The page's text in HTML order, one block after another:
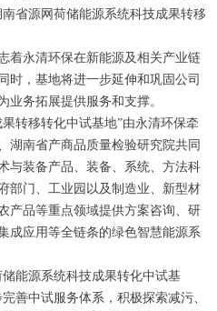
省源网荷储能源系统科技成果转移
着永清环保在新能源及相关产业链
时，基地将进一步延伸和巩固公司
业务拓展提供服务和支撑。
转移转化中试基地”由永清环保牵
湖南省产商品质量检验研究院共同
与装备产品、装备、系统、方法科
部门、工业园以及制造业、新型材
产品等重点领域提供方案咨询、研
成应用等全链条的绿色智慧能源系
能源系统科技成果转化中试基
善中试服务体系，积极探索减污、